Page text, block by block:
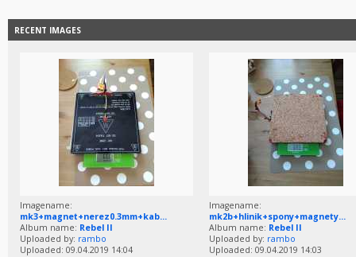
RECENT IMAGES
Imagename:
mk3+magnet+nerez0.3mm+kab...
Album name: Rebel II
Uploaded by: rambo
Uploaded: 09.04.2019 14:04
Imagename:
mk2b+hlinik+spony+magnety...
Album name: Rebel II
Uploaded by: rambo
Uploaded: 09.04.2019 14:03